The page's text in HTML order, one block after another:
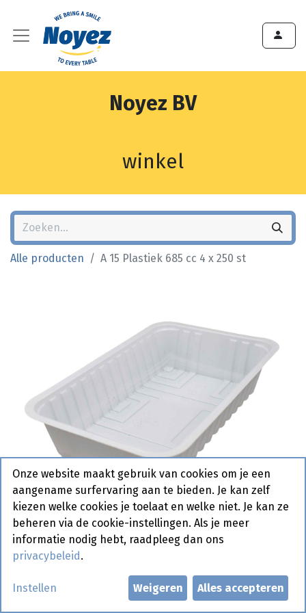
Noyez BV
winkel
Alle producten A 15 Plastiek 685 cc 4 x 250 st
A 15 Plastiek 685 cc 4 x 250 st
Actief
Onze website maakt gebruik van cookies om je een
aangename surfervaring aan te bieden. Je kan zelf
kiezen welke cookies je toelaat en welke niet. Je kan ze
beheren via de cookie-instellingen. Als je meer
informatie nodig hebt, raadpleeg dan ons
privacybeleid .
Instellen Weigeren Alles accepteren